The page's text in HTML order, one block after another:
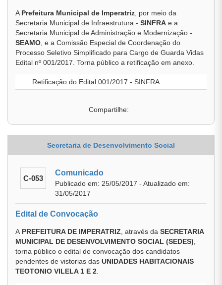
A Prefeitura Municipal de Imperatriz , por meio da
Secretaria Municipal de Infraestrutura - SINFRA e a
Secretaria Municipal de Administração e Modernização -
SEAMO , e a Comissão Especial de Coordenação do
Processo Seletivo Simplificado para Cargo de Guarda Vidas
Edital nº 001/2017. Torna público a retificação em anexo.
Retificação do Edital 001/2017 - SINFRA
Compartilhe:
Secretaria de Desenvolvimento Social
C-053
Comunicado
Publicado em: 25/05/2017 - Atualizado em:
31/05/2017
Edital de Convocação
A PREFEITURA DE IMPERATRIZ , através da SECRETARIA
MUNICIPAL DE DESENVOLVIMENTO SOCIAL (SEDES)
torna público o edital de convocação dos candidatos
pendentes de vistorias das UNIDADES HABITACIONAIS
TEOTONIO VILELA 1 E 2